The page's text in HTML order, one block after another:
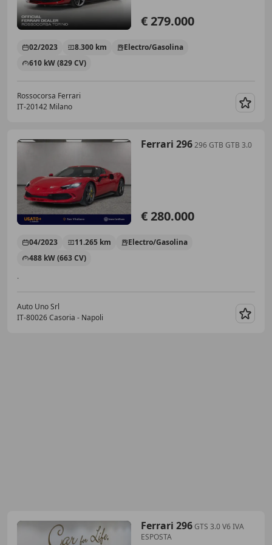
€ 279.000
02/2023 8.300 km
Electro/Gasolina
610 kW (829 CV)
Rossocorsa Ferrari
IT-20142 Milano
Ferrari 296296 GTB GTB 3.0
€ 280.000
04/2023 11.265 km
Electro/Gasolina
488 kW (663 CV)
.
Auto Uno Srl
IT-80026 Casoria - Napoli
Ferrari 296GTS 3.0 V6 IVA
ESPOSTA